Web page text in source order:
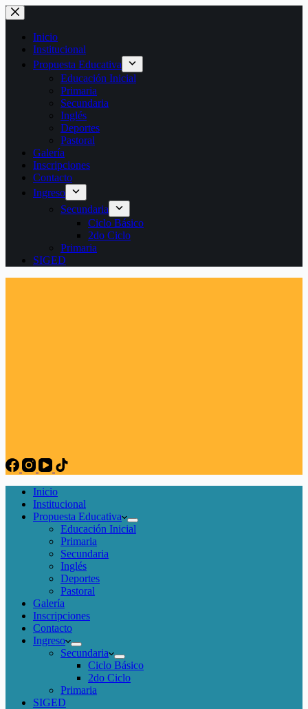
Saltar
al
contenido
Inicio
Institucional
Propuesta Educativa
Educación Inicial
Primaria
Secundaria
Inglés
Deportes
Pastoral
Galería
Inscripciones
Contacto
Ingreso
Secundaria
Ciclo Básico
2do Ciclo
Primaria
SIGED
Inicio
Institucional
Propuesta Educativa
Educación Inicial
Primaria
Secundaria
Inglés
Deportes
Pastoral
Galería
Inscripciones
Contacto
Ingreso
Secundaria
Ciclo Básico
2do Ciclo
Primaria
SIGED